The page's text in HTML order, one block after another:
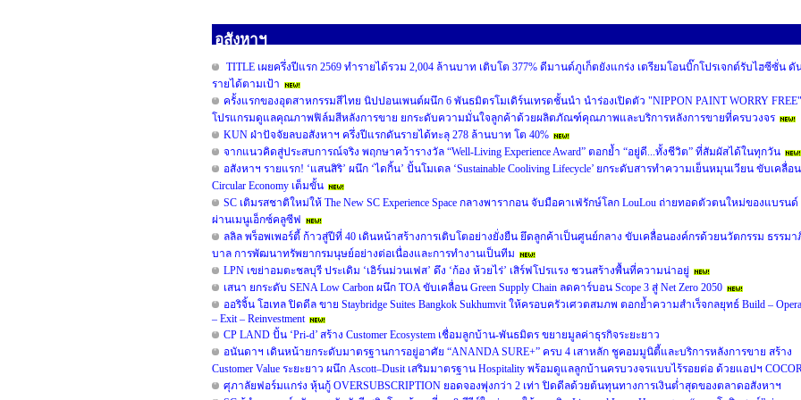
อสังหาฯ
TITLE เผยครึ่งปีแรก 2569 ทำรายได้รวม 2,004 ล้านบาท เติบโต 377% ดีมานด์ภูเก็ตยังแกร่ง เตรียมโอนบิ๊กโปรเจกต์รับไฮซีซั่น ดั
รายได้ตามเป้า
ครั้งแรกของอุตสาหกรรมสีไทย นิปปอนเพนต์ผนึก 6 พันธมิตรโมเดิร์นเทรดชั้นนำ นำร่องเปิดตัว "NIPPON PAINT WORRY FREE"
โปรแกรมดูแลคุณภาพฟิล์มสีหลังการขาย ยกระดับความมั่นใจลูกค้าด้วยผลิตภัณฑ์คุณภาพและบริการหลังการขายที่ครบวงจร
KUN ฝ่าปัจจัยลบอสังหาฯ ครึ่งปีแรกดันรายได้ทะลุ 278 ล้านบาท โต 40%
จากแนวคิดสู่ประสบการณ์จริง พฤกษาคว้ารางวัล “Well-Living Experience Award” ตอกย้ำ “อยู่ดี...ทั้งชีวิต” ที่สัมผัสได้ในทุกวัน
อสังหาฯ รายแรก! ‘แสนสิริ’ ผนึก ‘ไดกิ้น’ ปั้นโมเดล ‘Sustainable Cooliving Lifecycle’ ยกระดับสารทำความเย็นหมุนเวียน ขับเคลื่อน
Circular Economy เต็มขั้น
SC เติมรสชาติใหม่ให้ The New SC Experience Space กลางพารากอน จับมือคาเฟ่รักษ์โลก LouLou ถ่ายทอดตัวตนใหม่ของแบรนด์
ผ่านเมนูเอ็กซ์คลูซีฟ
ลลิล พร็อพเพอร์ตี้ ก้าวสู่ปีที่ 40 เดินหน้าสร้างการเติบโตอย่างยั่งยืน ยึดลูกค้าเป็นศูนย์กลาง ขับเคลื่อนองค์กรด้วยนวัตกรรม ธรรมา
บาล การพัฒนาทรัพยากรมนุษย์อย่างต่อเนื่องและการทำงานเป็นทีม
LPN เขย่าอมตะชลบุรี ประเดิม ‘เอิร์นม่วนเฟส’ ดึง ‘ก้อง ห้วยไร่’ เสิร์ฟโปรแรง ชวนสร้างพื้นที่ความน่าอยู่
เสนา ยกระดับ SENA Low Carbon ผนึก TOA ขับเคลื่อน Green Supply Chain ลดคาร์บอน Scope 3 สู่ Net Zero 2050
ออริจิ้น โฮเทล ปิดดีล ขาย Staybridge Suites Bangkok Sukhumvit ให้ครอบครัวเศวตสมภพ ตอกย้ำความสำเร็จกลยุทธ์ Build –
– Exit – Reinvestment
CP LAND ปั้น ‘Pri-d’ สร้าง Customer Ecosystem เชื่อมลูกบ้าน-พันธมิตร ขยายมูลค่าธุรกิจระยะยาว
อนันดาฯ เดินหน้ายกระดับมาตรฐานการอยู่อาศัย “ANANDA SURE+” ครบ 4 เสาหลัก ชูคอมมูนิตี้และบริการหลังการขาย สร้าง
Customer Value ระยะยาว ผนึก Ascott–Dusit เสริมมาตรฐาน Hospitality พร้อมดูแลลูกบ้านครบวงจรแบบไร้รอยต่อ ด้วยแอปฯ
ศุภาลัยฟอร์มแกร่ง หุ้นกู้ OVERSUBSCRIPTION ยอดจองพุ่งกว่า 2 เท่า ปิดดีลด้วยต้นทุนทางการเงินต่ำสุดของตลาดอสังหาฯ